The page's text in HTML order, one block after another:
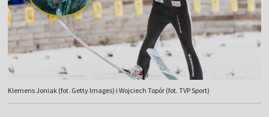
Klemens Joniak (fot. Getty Images) i Wojciech Topór (fot. TVP Sport)